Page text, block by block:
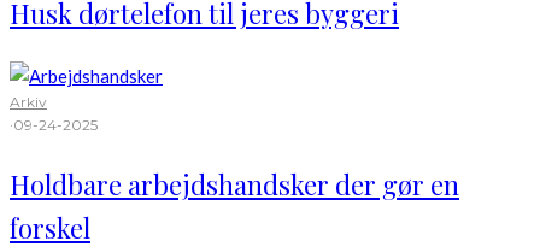
Husk dørtelefon til jeres byggeri
Arkiv
·09-24-2025
Holdbare arbejdshandsker der gør en
forskel